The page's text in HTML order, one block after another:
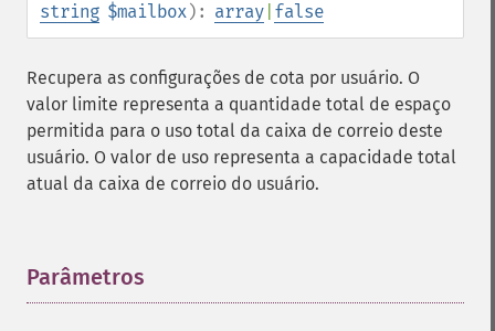
string $mailbox): array false
Recupera as configurações de cota por usuário. O
valor limite representa a quantidade total de espaço
permitida para o uso total da caixa de correio deste
usuário. O valor de uso representa a capacidade total
atual da caixa de correio do usuário.
Parâmetros